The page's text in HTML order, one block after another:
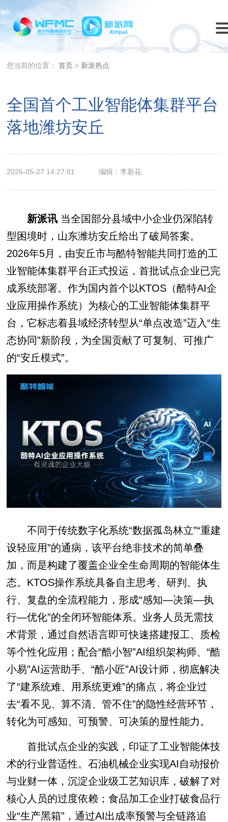
您当前的位置：首页 > 新派热点
全国首个工业智能体集群平台
落地潍坊安丘
2026-05-27 14:27:01 编辑：李新花
新派讯 当全国部分县域中小企业仍深陷转
型困境时，山东潍坊安丘给出了破局答案。
2026年5月，由安丘市与酷特智能共同打造的工
业智能体集群平台正式投运，首批试点企业已完
成系统部署。作为国内首个以KTOS（酷特AI企
业应用操作系统）为核心的工业智能体集群平
台，它标志着县域经济转型从“单点改造”迈入“生
态协同”新阶段，为全国贡献了可复制、可推广
的“安丘模式”。
不同于传统数字化系统“数据孤岛林立”“重建
设轻应用”的通病，该平台绝非技术的简单叠
加，而是构建了覆盖企业全生命周期的智能体生
态。KTOS操作系统具备自主思考、研判、执
行、复盘的全流程能力，形成“感知—决策—执
行—优化”的全闭环智能体系。业务人员无需技
术背景，通过自然语言即可快速搭建报工、质检
等个性化应用；配合“酷小智”AI组织架构师、“酷
小易”AI运营助手、“酷小匠”AI设计师，彻底解决
了“建系统难、用系统更难”的痛点，将企业过
去“看不见、算不清、管不住”的隐性经营环节，
转化为可感知、可预警、可决策的显性能力。
首批试点企业的实践，印证了工业智能体技
术的行业普适性。石油机械企业实现AI自动报价
与业财一体，沉淀企业级工艺知识库，破解了对
核心人员的过度依赖；食品加工企业打破食品行
业“生产黑箱”，通过AI出成率预警与全链路追